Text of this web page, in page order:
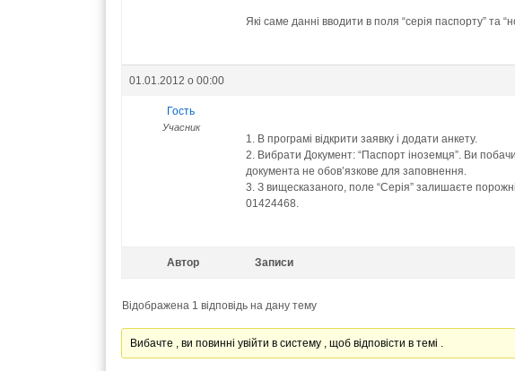
Які саме данні вводити в поля “серія паспорту” та
01.01.2012 о 00:00
Гость
Учасник
1. В програмі відкрити заявку і додати анкету.
2. Вибрати Документ: “Паспорт іноземця”. Ви
документа не обов’язкове для заповнення.
3. З вищесказаного, поле “Серія” залишаєте
01424468.
Автор Записи
Відображена 1 відповідь на дану тему
Вибачте , ви повинні увійти в систему , щоб відповісти в темі .